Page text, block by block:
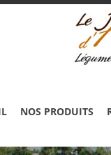
NOS PRODUITS